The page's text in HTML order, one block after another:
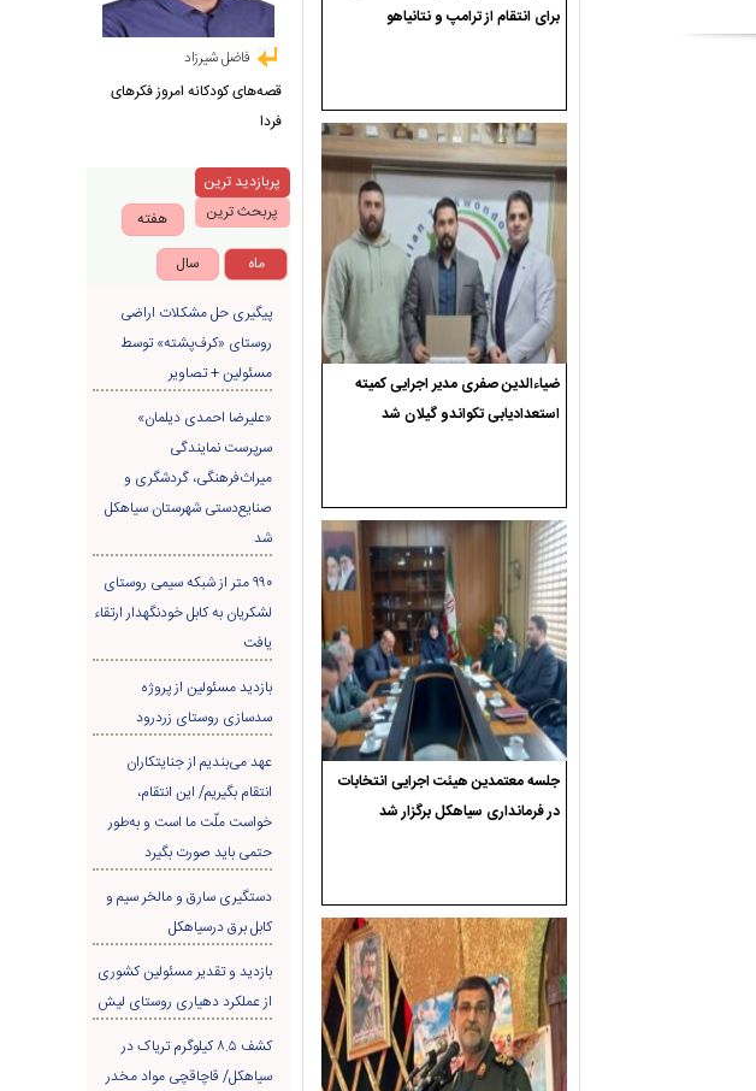
برای انتقام از ترامپ و نتانیاهو
ضیاءالدین صفری مدیر اجرایی کمیته
استعدادیابی تکواندو گیلان شد
جلسه معتمدین هیئت اجرایی انتخابات
در فرمانداری سیاهکل برگزار شد
فاضل شیرزاد
قصه‌های کودکانه امروز فکرهای
فردا
پربازدید ترین
پربحث ترین
هفته
ماه
سال
پیگیری حل مشکلات اراضی
روستای «کرف‌پشته» توسط
مسئولین + تصاویر
«علیرضا احمدی دیلمان»
سرپرست نمایندگی
میراث‌فرهنگی، گردشگری و
صنایع‌دستی شهرستان سیاهکل
شد
۹۹۰ متر از شبکه سیمی روستای
لشکریان به کابل خودنگهدار ارتقاء
یافت
بازدید مسئولین از پروژه
سدسازی روستای زردرود
عهد می‌بندیم از جنایتکاران
انتقام بگیریم/ این انتقام،
خواست ملّت ما است و به‌طور
حتمی باید صورت بگیرد
دستگیری سارق و مالخر سیم و
کابل برق درسیاهکل
بازدید و تقدیر مسئولین کشوری
از عملکرد دهیاری روستای لیش
کشف ۸.۵ کیلوگرم تریاک در
سیاهکل/ قاچاقچی مواد مخدر